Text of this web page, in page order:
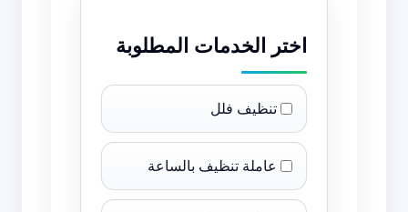
اختر الخدمات المطلوبة
تنظيف فلل
عاملة تنظيف بالساعة